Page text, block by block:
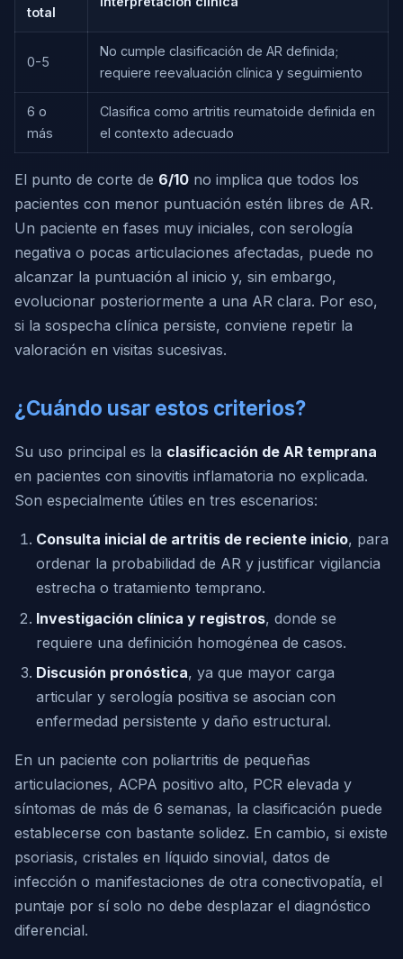
total
0-5
No cumple clasificación de AR definida;
requiere reevaluación clínica y seguimiento
6 o
más
Clasifica como artritis reumatoide definida en
el contexto adecuado
El punto de corte de 6/10 no implica que todos los
pacientes con menor puntuación estén libres de AR.
Un paciente en fases muy iniciales, con serología
negativa o pocas articulaciones afectadas, puede no
alcanzar la puntuación al inicio y, sin embargo,
evolucionar posteriormente a una AR clara. Por eso,
si la sospecha clínica persiste, conviene repetir la
valoración en visitas sucesivas.
¿Cuándo usar estos criterios?
Su uso principal es la clasificación de AR temprana
en pacientes con sinovitis inflamatoria no explicada.
Son especialmente útiles en tres escenarios:
Consulta inicial de artritis de reciente inicio, para
ordenar la probabilidad de AR y justificar vigilancia
estrecha o tratamiento temprano.
Investigación clínica y registros, donde se
requiere una definición homogénea de casos.
Discusión pronóstica, ya que mayor carga
articular y serología positiva se asocian con
enfermedad persistente y daño estructural.
En un paciente con poliartritis de pequeñas
articulaciones, ACPA positivo alto, PCR elevada y
síntomas de más de 6 semanas, la clasificación puede
establecerse con bastante solidez. En cambio, si existe
psoriasis, cristales en líquido sinovial, datos de
infección o manifestaciones de otra conectivopatía, el
puntaje por sí solo no debe desplazar el diagnóstico
diferencial.